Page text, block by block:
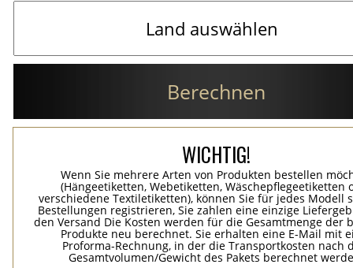
Berechnen
WICHTIG!
Wenn Sie mehrere Arten von Produkten bestellen
(Hängeetiketten, Webetiketten, Wäschepflegeetiketten
verschiedene Textiletiketten), können Sie für jedes Modell
Bestellungen registrieren, Sie zahlen eine einzige
den Versand Die Kosten werden für die Gesamtmenge der
Produkte neu berechnet. Sie erhalten eine E-Mail mit
Proforma-Rechnung, in der die Transportkosten nach
Gesamtvolumen/Gewicht des Pakets berechnet